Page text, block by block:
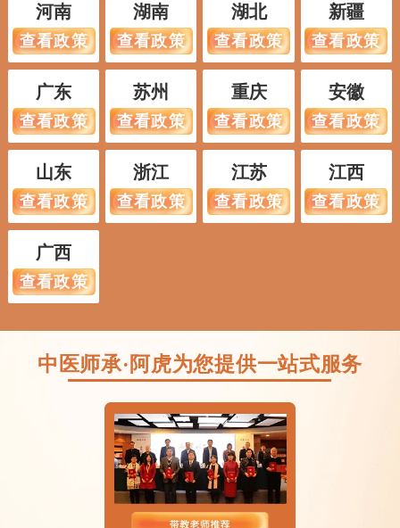
河南
查看政策
湖南
查看政策
湖北
查看政策
新疆
查看政策
广东
查看政策
苏州
查看政策
重庆
查看政策
安徽
查看政策
山东
查看政策
浙江
查看政策
江苏
查看政策
江西
查看政策
广西
查看政策
中医师承·阿虎为您提供一站式服务